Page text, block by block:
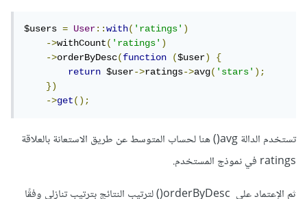
$users = User::with('ratings')
->withCount('ratings')
->orderByDesc(function ($user)
{
return $user->ratings->avg('stars');
})
->get();
تستخدم الدالة avg() هنا لحساب المتوسط عن طريق الاستعانة بالعلاقة
ratings في نموذج المستخدم.
ثم الإعتماد على orderByDesc() لترتيب النتائج بترتيب تنازلي وفقًا